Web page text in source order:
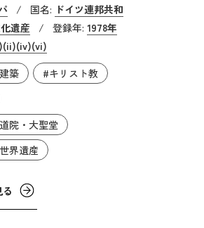
構造を持っています。
はアルプス以北で最大
され、現存しないもの
っていたモザイク装飾
登録の際に評価されま
中世以降増築を重ねら
ック様式の内陣やバロ
など様々な建築様式を
界遺産としては1978年
れた12件の遺産のうち
/ 国名: ドイツ連邦共和
遺産 / 登録年: 1978年
(ii)(iv)(vi)
築
#キリスト教
院・大聖堂
界遺産